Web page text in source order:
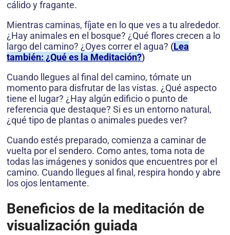
cálido y fragante.
Mientras caminas, fíjate en lo que ves a tu alrededor.
¿Hay animales en el bosque? ¿Qué flores crecen a lo
largo del camino? ¿Oyes correr el agua? (Lea
también: ¿Qué es la Meditación?)
Cuando llegues al final del camino, tómate un
momento para disfrutar de las vistas. ¿Qué aspecto
tiene el lugar? ¿Hay algún edificio o punto de
referencia que destaque? Si es un entorno natural,
¿qué tipo de plantas o animales puedes ver?
Cuando estés preparado, comienza a caminar de
vuelta por el sendero. Como antes, toma nota de
todas las imágenes y sonidos que encuentres por el
camino. Cuando llegues al final, respira hondo y abre
los ojos lentamente.
Beneficios de la meditación de
visualización guiada